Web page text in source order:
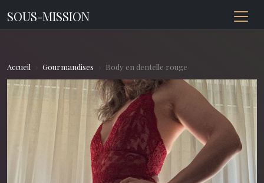
SOUS-MISSION
Accueil Gourmandises Body en dentelle rouge